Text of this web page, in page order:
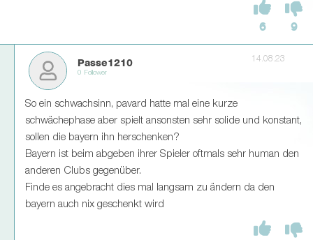
6 9
Passe1210
0 Follower
14.08.23
So ein schwachsinn, pavard hatte mal eine kurze
schwächephase aber spielt ansonsten sehr solide und konstant,
sollen die bayern ihn herschenken?
Bayern ist beim abgeben ihrer Spieler oftmals sehr human den
anderen Clubs gegenüber.
Finde es angebracht dies mal langsam zu ändern da den
bayern auch nix geschenkt wird